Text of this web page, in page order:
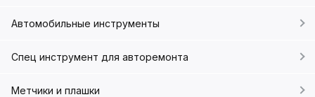
Автомобильные инструменты
Спец инструмент для авторемонта
Метчики и плашки